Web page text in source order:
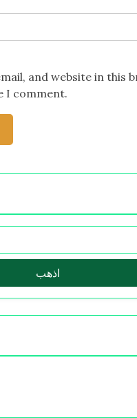
and website in this
I comment.
اذهب